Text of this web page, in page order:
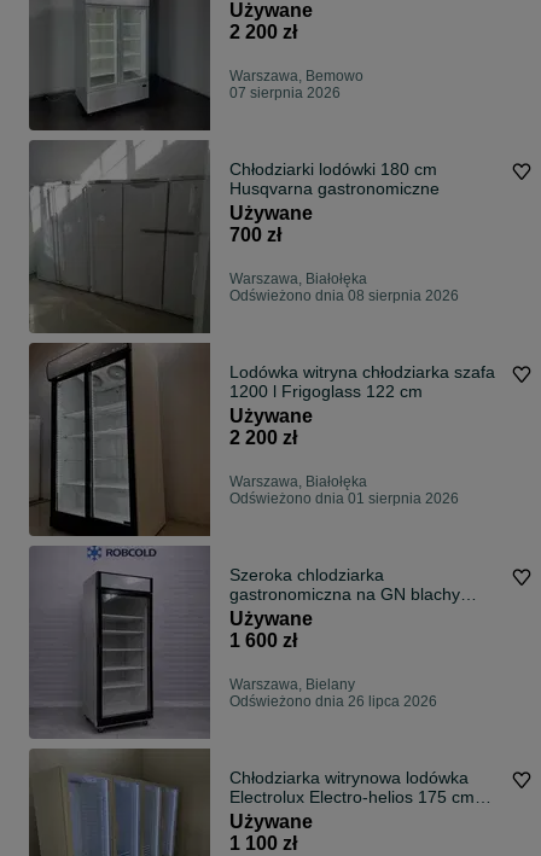
Używane
2 200 zł
Warszawa, Bemowo
07 sierpnia 2026
Chłodziarki lodówki 180 cm
Husqvarna gastronomiczne
Używane
700 zł
Warszawa, Białołęka
Odświeżono dnia 08 sierpnia 2026
Lodówka witryna chłodziarka szafa
1200 l Frigoglass 122 cm
Używane
2 200 zł
Warszawa, Białołęka
Odświeżono dnia 01 sierpnia 2026
Szeroka chlodziarka
gastronomiczna na GN blachy
60/40
Używane
1 600 zł
Warszawa, Bielany
Odświeżono dnia 26 lipca 2026
Chłodziarka witrynowa lodówka
Electrolux Electro-helios 175 cm
350 l
Używane
1 100 zł